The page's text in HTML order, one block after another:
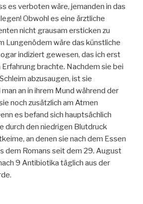
es verboten wäre, jemanden in das
Obwohl es eine ärztliche
nicht grausam ersticken zu
Lungenödem wäre das künstliche
indiziert gewesen, das ich erst
Erfahrung brachte. Nachdem sie bei
abzusaugen, ist sie
an in ihrem Mund während der
noch zusätzlich am Atmen
es befand sich hauptsächlich
durch den niedrigen Blutdruck
an denen sie nach dem Essen
dem Romans seit dem 29. August
9 Antibiotika täglich aus der